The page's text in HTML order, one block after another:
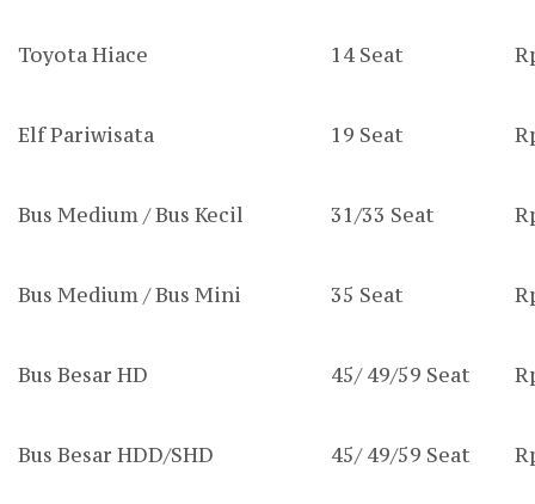
Toyota Hiace 14 Seat
Elf Pariwisata 19 Seat
Bus Medium / Bus Kecil 31/33 Seat
Bus Medium / Bus Mini 35 Seat
Bus Besar HD 45/ 49/59 Seat
Bus Besar HDD/SHD 45/ 49/59 Seat